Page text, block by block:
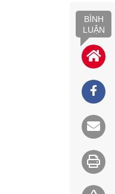
BÌNH
LUẬN